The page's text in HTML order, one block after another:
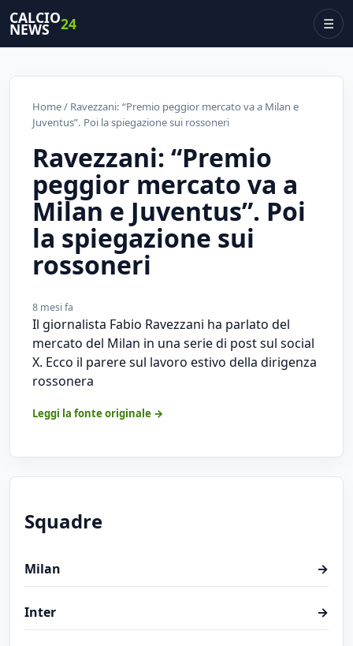
CALCIO
NEWS 24 ☰
Home/ Ravezzani: “Premio peggior mercato va a Milan e
Juventus”. Poi la spiegazione sui rossoneri
Ravezzani: “Premio
peggior mercato va a
Milan e Juventus”. Poi
la spiegazione sui
rossoneri
8 mesi fa
Il giornalista Fabio Ravezzani ha parlato del
mercato del Milan in una serie di post sul social
X. Ecco il parere sul lavoro estivo della dirigenza
rossonera
Leggi la fonte originale →
Squadre
Milan →
Inter →